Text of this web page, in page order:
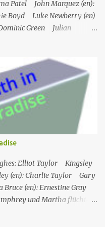
Patel John Marquez (en):
Boyd Luke Newberry (en)
Green Julian
fällt zunächst auf die
am Tag des
eine Gruppe von Touristen,
sollten. Einziges Problem:
Der
Team (mit Ausnahme von
Ermittlungen mit Hilfe eines
Elliot Taylor Kingsley
(en): Charlie Taylor Gary
(en): Ernestine Gray
und Martha flüchten